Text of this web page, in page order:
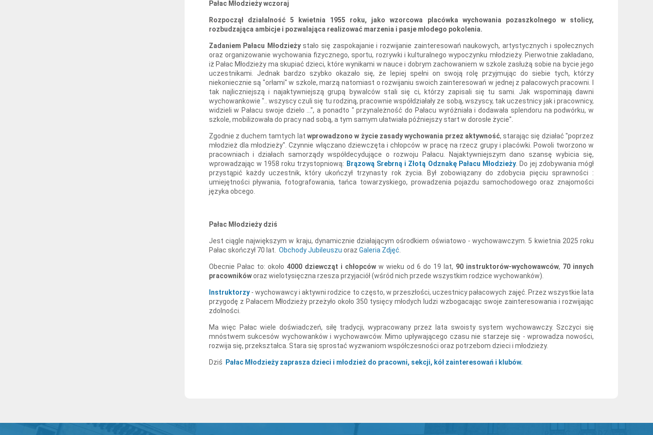
Pałac Młodzieży wczoraj
Rozpoczął działalność 5 kwietnia 1955 roku, jako wzorcowa placówka wychowania pozaszkolnego w stolicy,
rozbudzająca ambicje i pozwalająca realizować marzenia i pasje młodego pokolenia.
Zadaniem Pałacu Młodzieżystało się zaspokajanie i rozwijanie zainteresowań naukowych, artystycznych i społecznych
oraz organizowanie wychowania fizycznego, sportu, rozrywki i kulturalnego wypoczynku młodzieży. Pierwotnie zakładano,
iż Pałac Młodzieży ma skupiać dzieci, które wynikami w nauce i dobrym zachowaniem w szkole zasłużą sobie na bycie jego
uczestnikami. Jednak bardzo szybko okazało się, że lepiej spełni on swoją rolę przyjmując do siebie tych, którzy
niekoniecznie są "orłami" w szkole, marzą natomiast o rozwijaniu swoich zainteresowań w jednej z pałacowych pracowni. I
tak najliczniejszą i najaktywniejszą grupą bywalców stali się ci, którzy zapisali się tu sami. Jak wspominają dawni
wychowankowie ".. wszyscy czuli się tu rodziną, pracownie współdziałały ze sobą, wszyscy, tak uczestnicy jak i pracownicy,
widzieli w Pałacu swoje dzieło ...", a ponadto " przynależność do Pałacu wyróżniała i dodawała splendoru na podwórku, w
szkole, mobilizowała do pracy nad sobą, a tym samym ułatwiała późniejszy start w dorosłe życie".
Zgodnie z duchem tamtych lat wprowadzono w życie zasady wychowania przez aktywność, starając się działać "poprzez
młodzież dla młodzieży". Czynnie włączano dziewczęta i chłopców w pracę na rzecz grupy i placówki. Powoli tworzono w
pracowniach i działach samorządy współdecydujące o rozwoju Pałacu. Najaktywniejszym dano szansę wybicia się,
wprowadzając w 1958 roku trzystopniową: Brązową Srebrną i Złotą Odznakę Pałacu Młodzieży . Do jej zdobywania mógł
przystąpić każdy uczestnik, który ukończył trzynasty rok życia. Był zobowiązany do zdobycia pięciu sprawności :
umiejętności pływania, fotografowania, tańca towarzyskiego, prowadzenia pojazdu samochodowego oraz znajomości
języka obcego.
Pałac Młodzieży dziś
Jest ciągle największym w kraju, dynamicznie działającym ośrodkiem oświatowo - wychowawczym. 5 kwietnia 2025 roku
Pałac skończył 70 lat. Obchody Jubileuszu oraz Galeria Zdjęć
Obecnie Pałac to: około 4000 dziewcząt i chłopcóww wieku od 6 do 19 lat, 90 instruktorów-wychowawców, 70 innych
pracownikóworaz wielotysięczna rzesza przyjaciół (wśród nich przede wszystkim rodzice wychowanków).
Instruktorzy- wychowawcy i aktywni rodzice to często, w przeszłości, uczestnicy pałacowych zajęć. Przez wszystkie lata
przygodę z Pałacem Młodzieży przeżyło około 350 tysięcy młodych ludzi wzbogacając swoje zainteresowania i rozwijając
zdolności.
Ma więc Pałac wiele doświadczeń, siłę tradycji, wypracowany przez lata swoisty system wychowawczy. Szczyci się
mnóstwem sukcesów wychowanków i wychowawców. Mimo upływającego czasu nie starzeje się - wprowadza nowości,
rozwija się, przekształca. Stara się sprostać wyzwaniom współczesności oraz potrzebom dzieci i młodzieży.
Dziś Pałac Młodzieży zaprasza dzieci i młodzież do pracowni, sekcji, kół zainteresowań i klubów.